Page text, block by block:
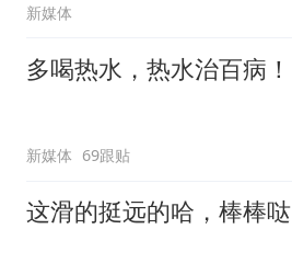
新媒体
多喝热水，热水治百病！
新媒体 69跟贴
这滑的挺远的哈，棒棒哒